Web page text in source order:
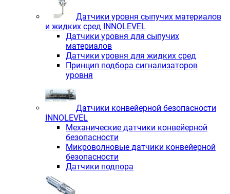
Датчики уровня сыпучих материалов
и жидких сред INNOLEVEL
Датчики уровня для сыпучих
материалов
Датчики уровня для жидких сред
Принцип подбора сигнализаторов
уровня
Датчики конвейерной безопасности
INNOLEVEL
Механические датчики конвейерной
безопасности
Микроволновые датчики конвейерной
безопасности
Датчики подпора